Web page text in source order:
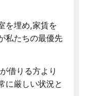
を埋め,家賃を
私たちの最優先
借りる方より
に厳しい状況と